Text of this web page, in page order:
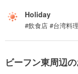
Holiday
#飲食店 #台湾料理
ビーフン東周辺